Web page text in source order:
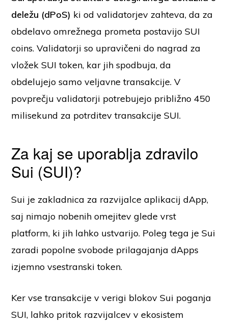
deležu (dPoS) ki od validatorjev zahteva, da za
obdelavo omrežnega prometa postavijo SUI
coins. Validatorji so upravičeni do nagrad za
vložek SUI token, kar jih spodbuja, da
obdelujejo samo veljavne transakcije. V
povprečju validatorji potrebujejo približno 450
milisekund za potrditev transakcije SUI.
Za kaj se uporablja zdravilo
Sui (SUI)?
Sui je zakladnica za razvijalce aplikacij dApp,
saj nimajo nobenih omejitev glede vrst
platform, ki jih lahko ustvarijo. Poleg tega je Sui
zaradi popolne svobode prilagajanja dApps
izjemno vsestranski token.
Ker vse transakcije v verigi blokov Sui poganja
SUI, lahko pritok razvijalcev v ekosistem